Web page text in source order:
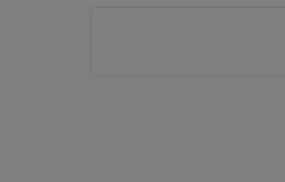
—
—